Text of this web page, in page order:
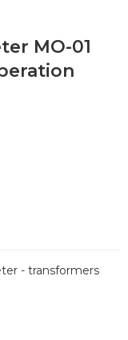
MO-01
- transformers